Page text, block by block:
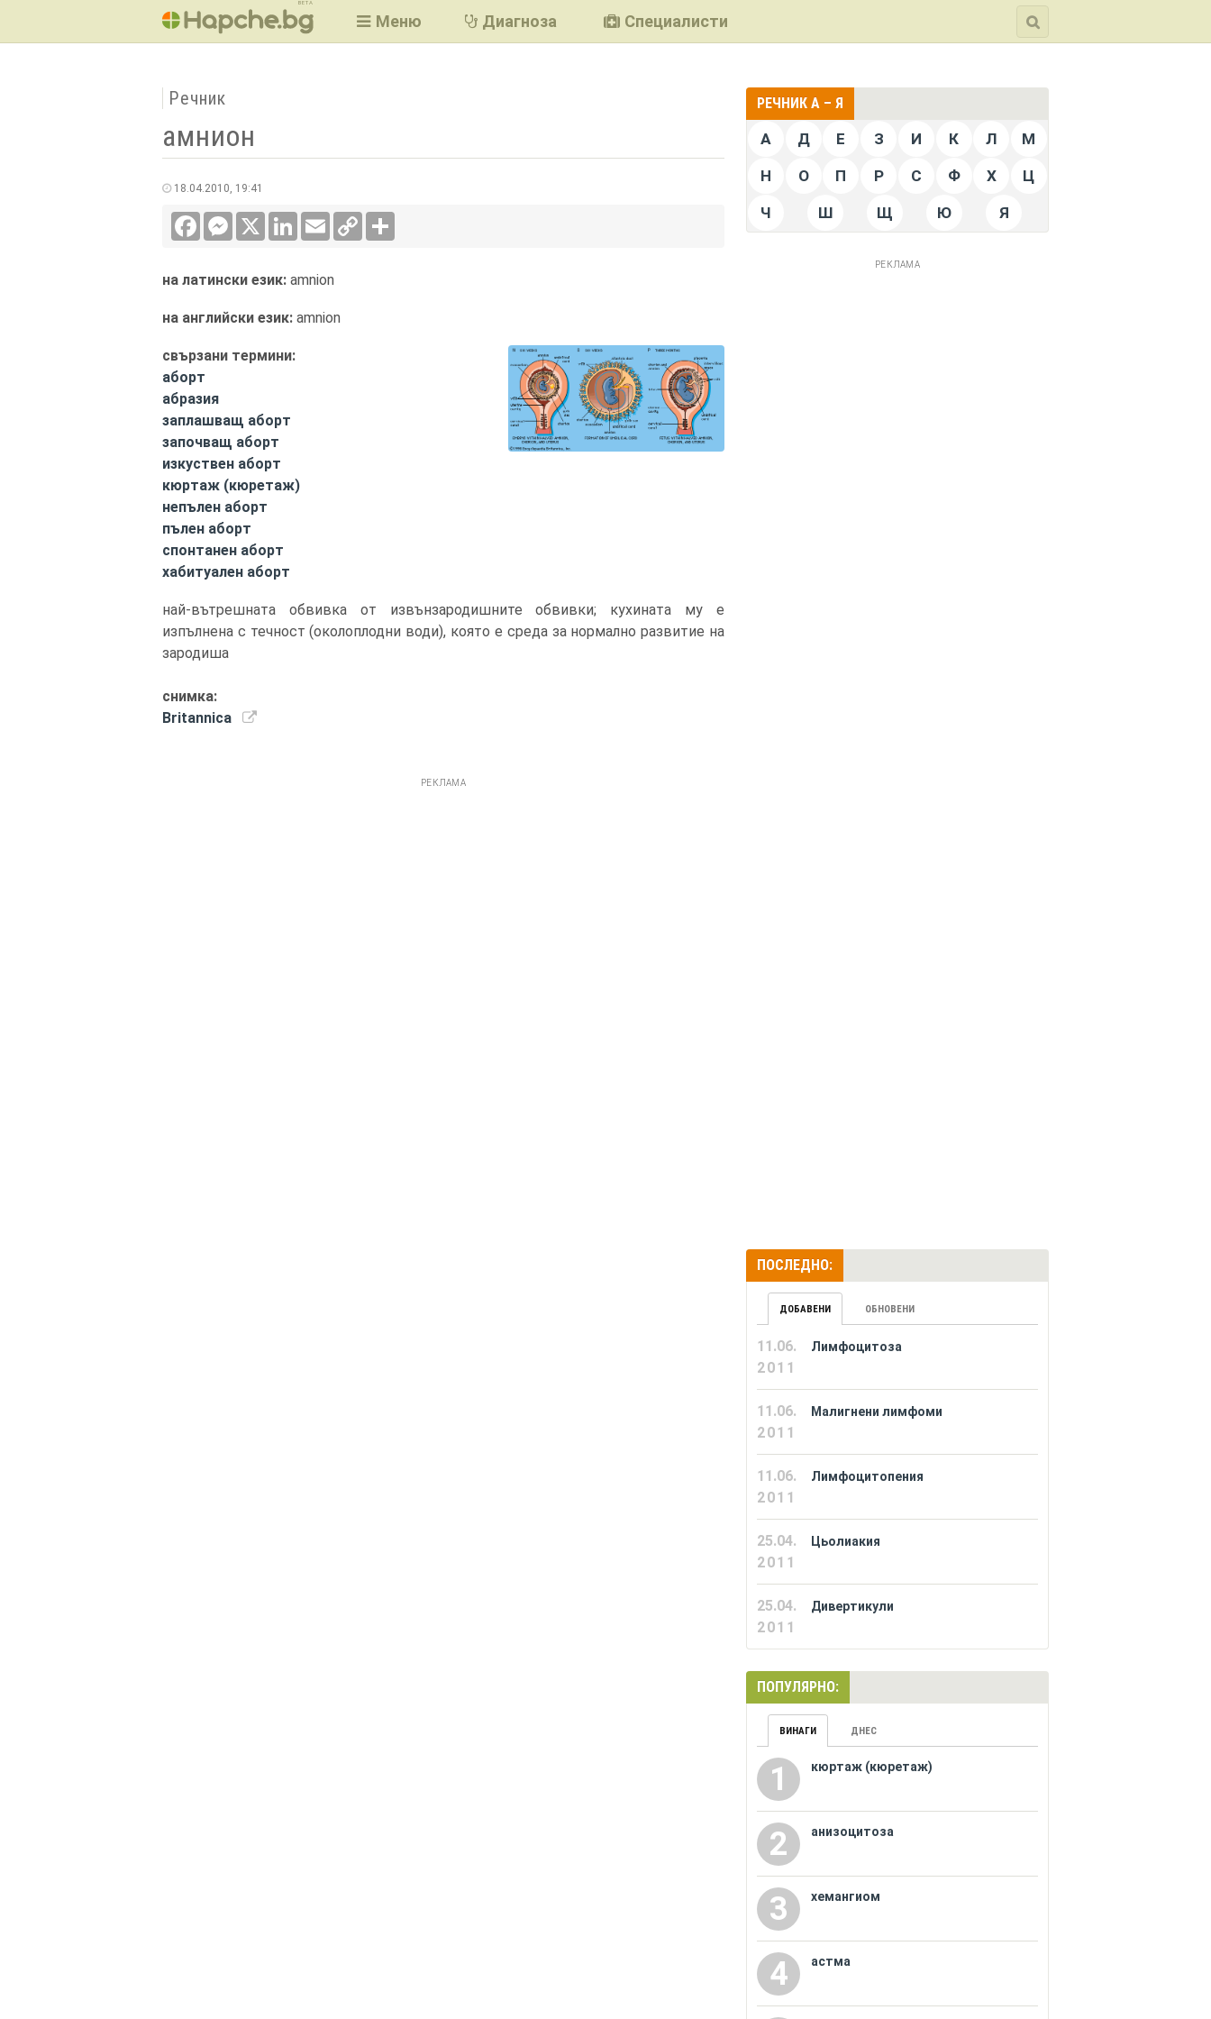
BETA
Меню Диагноза Специалисти
Речник
амнион
18.04.2010, 19:41
FacebookMessenger LinkedInEmail
Copy
Link
на латински език: amnion
на английски език: amnion
свързани термини:
аборт
абразия
заплашващ аборт
започващ аборт
изкуствен аборт
кюртаж (кюретаж)
непълен аборт
пълен аборт
спонтанен аборт
хабитуален аборт
най-вътрешната обвивка от извънзародишните обвивки; кухината му е
изпълнена с течност (околоплодни води), която е среда за нормално развитие на
зародиша
снимка:
Britannica
РЕКЛАМА
РЕЧНИК А – Я
А Д Е З И К Л М
Н О П Р С Ф Х Ц
Ч Ш Щ Ю Я
РЕКЛАМА
ПОСЛЕДНО:
ДОБАВЕНИ ОБНОВЕНИ
11.06.
2011
Лимфоцитоза
11.06.
2011
Малигнени лимфоми
11.06.
2011
Лимфоцитопения
25.04.
2011
Цьолиакия
25.04.
2011
Дивертикули
ПОПУЛЯРНО:
ВИНАГИ ДНЕС
1 кюртаж (кюретаж)
2 анизоцитоза
3 хемангиом
4 астма